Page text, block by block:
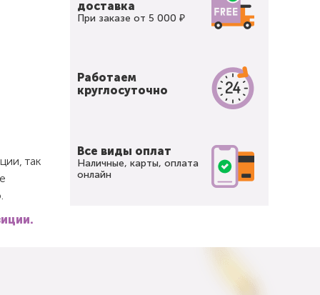
так
доставка
При заказе от 5 000 ₽
Работаем
круглосуточно
Все виды оплат
Наличные, карты, оплата
онлайн